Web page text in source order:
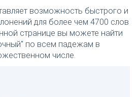
возможность быстрого и
для более чем 4700 слов
странице вы можете найти
по всем падежам в
числе.